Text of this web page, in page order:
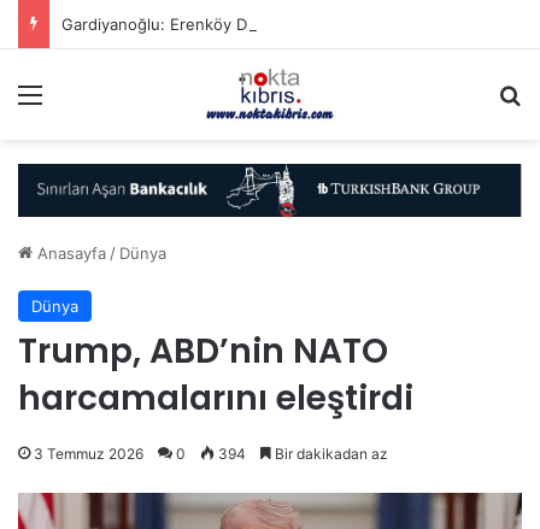
Anasayfa / Dünya
Dünya
Trump, ABD’nin NATO
harcamalarını eleştirdi
3 Temmuz 2026 0 394 Bir dakikadan az